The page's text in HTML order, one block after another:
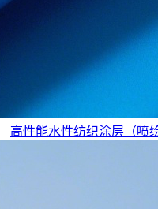
高性能水性纺织涂层（喷